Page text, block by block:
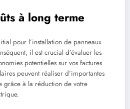
à long terme
pour l’installation de panneaux
il est crucial d’évaluer les
potentielles sur vos factures
peuvent réaliser d’importantes
grâce à la réduction de votre